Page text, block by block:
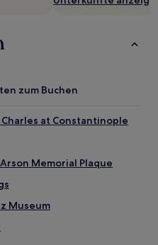
zum Buchen
at Constantinople
Memorial Plaque
Museum